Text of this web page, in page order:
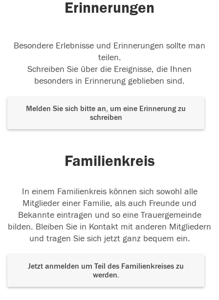
Erinnerungen
Besondere Erlebnisse und Erinnerungen sollte man
teilen.
Schreiben Sie über die Ereignisse, die Ihnen
besonders in Erinnerung geblieben sind.
Melden Sie sich bitte an, um eine Erinnerung zu
schreiben
Familienkreis
In einem Familienkreis können sich sowohl alle
Mitglieder einer Familie, als auch Freunde und
Bekannte eintragen und so eine Trauergemeinde
bilden. Bleiben Sie in Kontakt mit anderen Mitgliedern
und tragen Sie sich jetzt ganz bequem ein.
Jetzt anmelden um Teil des Familienkreises zu
werden.